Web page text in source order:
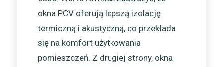
okna PCV oferują lepszą izolację
termiczną i akustyczną, co przekłada
się na komfort użytkowania
pomieszczeń. Z drugiej strony, okna